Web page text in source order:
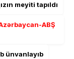
meyiti tapıldı
ABŞ
ünvanlayıb